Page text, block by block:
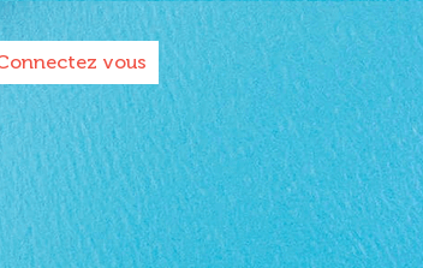
vous